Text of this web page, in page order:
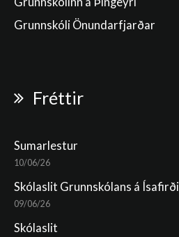
Grunnskóli Önundarfjarðar
Fréttir
Sumarlestur
10/06/26
Skólaslit Grunnskólans á Ísafirði
09/06/26
Skólaslit